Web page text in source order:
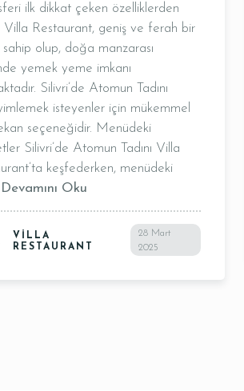
ilk dikkat çeken özelliklerden
Villa Restaurant, geniş ve ferah bir
olup, doğa manzarası
yemek yeme imkanı
Silivri’de Atomun Tadını
isteyenler için mükemmel
seçeneğidir. Menüdeki
Silivri’de Atomun Tadını Villa
keşfederken, menüdeki
Devamını Oku
VILLA
RESTAURANT
28 Mart
2025
Rezervasyonu